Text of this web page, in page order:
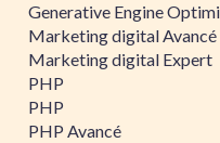
Generative Engine
Marketing digital Avancé
Marketing digital Expert
PHP
PHP
PHP Avancé